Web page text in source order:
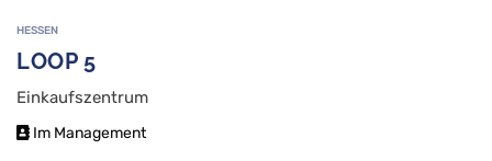
HESSEN
LOOP 5
Einkaufszentrum
Im Management